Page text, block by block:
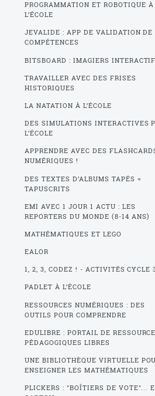
PROGRAMMATION ET ROBOTIQUE À
L’ÉCOLE
JEVALIDE : APP DE VALIDATION DE
COMPÉTENCES
BITSBOARD : IMAGIERS
TRAVAILLER AVEC DES FRISES
HISTORIQUES
LA NATATION À L’ÉCOLE
DES SIMULATIONS INTERACTIVES
L’ÉCOLE
APPRENDRE AVEC DES
NUMÉRIQUES !
DES TEXTES D’ALBUMS TAPÉS =
TAPUSCRITS
EMI AVEC 1 JOUR 1 ACTU : LES
REPORTERS DU MONDE (8-14 ANS)
MATHÉMATIQUES ET LEGO
EALOR
1, 2, 3, CODEZ ! - ACTIVITÉS CYCLE
PADLET À L’ÉCOLE
RESSOURCES NUMÉRIQUES : DES
OUTILS POUR COMPRENDRE
EDULIBRE : PORTAIL DE
PÉDAGOGIQUES LIBRES
UNE BIBLIOTHÈQUE VIRTUELLE
ENSEIGNER LES MATHÉMATIQUES
PLICKERS : "BOÎTIERS DE VOTE"...